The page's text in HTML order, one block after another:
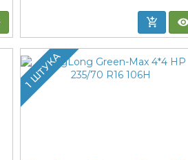
1 ШТУКА